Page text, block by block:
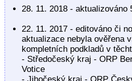
28. 11. 2018 -
22. 11. 2017 - editováno či
aktualizace nebyla ověřena
kompletních podkladů v
- Středočeský kraj - ORP
Votice